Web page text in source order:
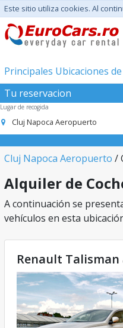
Este sitio utiliza cookies. Al
Principales Ubicaciones
Tu reservacion
Lugar de recogida
Cluj Napoca Aeropuerto
Cluj Napoca Aeropuerto /
Alquiler de
A continuación se
vehículos en esta
Renault